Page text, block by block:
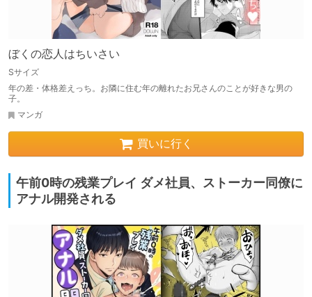
ぼくの恋人はちいさい
Sサイズ
年の差・体格差えっち。お隣に住む年の離れたお兄さんのことが好きな男の
子。
マンガ
買いに行く
午前0時の残業プレイ ダメ社員、ストーカー同僚に
アナル開発される